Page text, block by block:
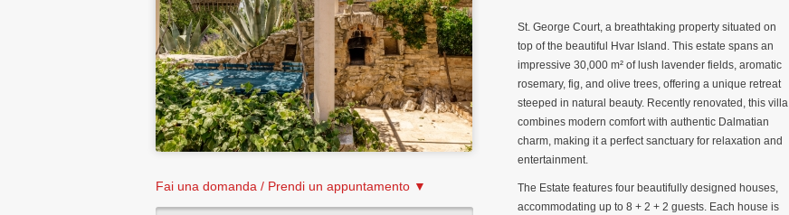
Fai una domanda / Prendi un appuntamento ▼
St. George Court, a breathtaking property situated on
top of the beautiful Hvar Island. This estate spans an
impressive 30,000 m² of lush lavender fields, aromatic
rosemary, fig, and olive trees, offering a unique retreat
steeped in natural beauty. Recently renovated, this villa
combines modern comfort with authentic Dalmatian
charm, making it a perfect sanctuary for relaxation and
entertainment.
The Estate features four beautifully designed houses,
accommodating up to 8 + 2 + 2 guests. Each house is